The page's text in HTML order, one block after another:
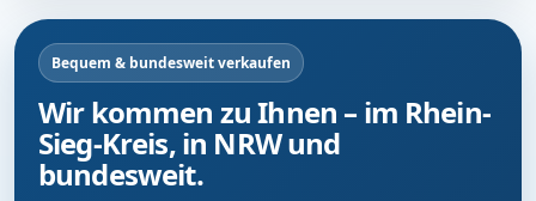
Bequem & bundesweit verkaufen
Wir kommen zu Ihnen – im Rhein-
Sieg-Kreis, in NRW und
bundesweit.